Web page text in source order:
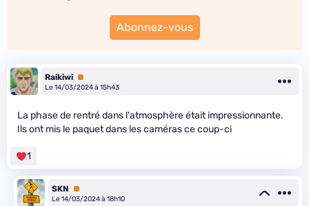
Abonnez-vous
Raikiwi Premium
Le 14/03/2024 à 15h43
La phase de rentré dans l'atmosphère était impressionnante.
Ils ont mis le paquet dans les caméras ce coup-ci
1
SKN
Premium
Le 14/03/2024 à 18h10